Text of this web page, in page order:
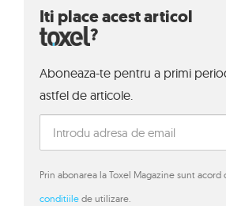
Iti place acest articol
?
Aboneaza-te pentru a primi
astfel de articole.
Prin abonarea la Toxel Magazine sunt acord
conditiile de utilizare.